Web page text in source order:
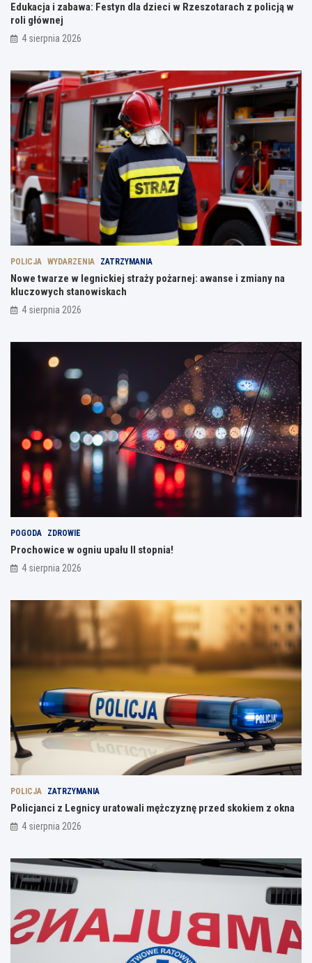
Edukacja i zabawa: Festyn dla dzieci w Rzeszotarach z policją w
roli głównej
4 sierpnia 2026
POLICJA WYDARZENIA ZATRZYMANIA
Nowe twarze w legnickiej straży pożarnej: awanse i zmiany na
kluczowych stanowiskach
4 sierpnia 2026
POGODA ZDROWIE
Prochowice w ogniu upału II stopnia!
4 sierpnia 2026
POLICJA ZATRZYMANIA
Policjanci z Legnicy uratowali mężczyznę przed skokiem z okna
4 sierpnia 2026